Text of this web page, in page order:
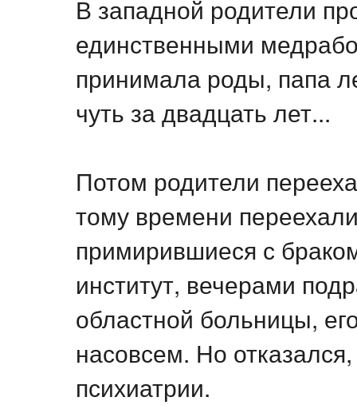
В западной родители
единственными
принимала роды, папа
чуть за двадцать лет...
Потом родители
тому времени
примирившиеся с
институт, вечерами
областной больницы,
насовсем. Но
психиатрии.